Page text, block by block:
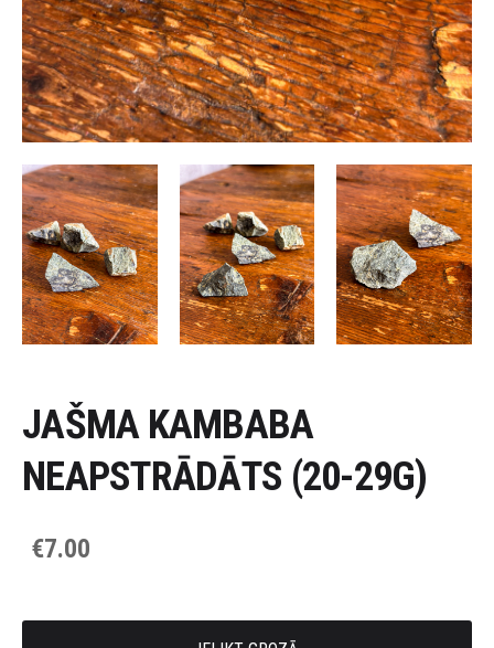
JAŠMA KAMBABA
NEAPSTRĀDĀTS (20-29G)
€7.00